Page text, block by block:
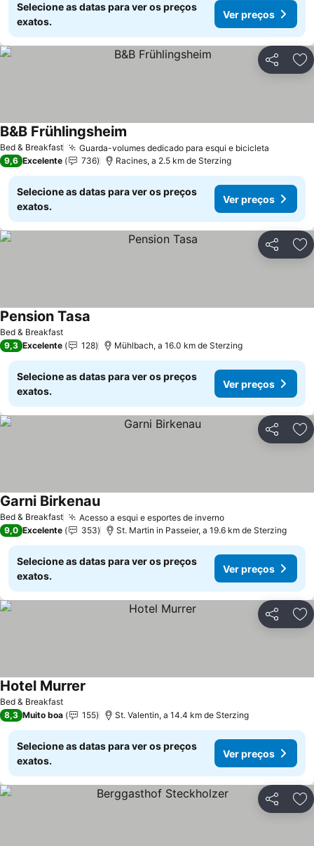
Selecione as datas para ver os preços
exatos.
Ver preços
Partilhar
Bed & Breakfast Guarda-volumes dedicado para esqui e bicicleta
B&B Frühlingsheim
9,6 Excelente 736 Racines, a 2.5 km de Sterzing
Selecione as datas para ver os preços
exatos.
Ver preços
Partilhar
Bed & Breakfast
Pension Tasa
9,3 Excelente 128 Mühlbach, a 16.0 km de Sterzing
Selecione as datas para ver os preços
exatos.
Ver preços
Partilhar
Bed & Breakfast Acesso a esqui e esportes de inverno
Garni Birkenau
9,0 Excelente 353 St. Martin in Passeier, a 19.6 km de Sterzing
Selecione as datas para ver os preços
exatos.
Ver preços
Partilhar
Bed & Breakfast
Hotel Murrer
8,3 Muito boa 155 St. Valentin, a 14.4 km de Sterzing
Selecione as datas para ver os preços
exatos.
Ver preços
Partilhar